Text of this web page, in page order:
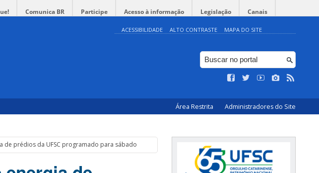
Comunica BR Participe Acesso à informação Legislação Canais
ACESSIBILIDADE ALTO CONTRASTE MAPA DO SITE
Área Restrita Administradores do Site
de prédios da UFSC programado para sábado